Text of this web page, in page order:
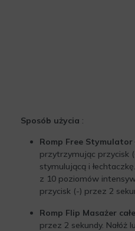
Sposób użycia :
Romp Free Stymulator
przytrzymując przycisk
stymulującą i
z 10 poziomów
przycisk (-) przez 2
Romp Flip Masażer
przez 2 sekundy.